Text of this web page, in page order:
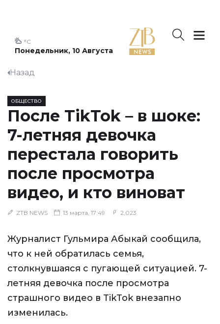
Понедельник, 10 Августа
°C
Назад
ОБЩЕСТВО
После TikTok – в шоке:
7-летняя девочка
перестала говорить
после просмотра
видео, и кто виноват
ZTB NEWS 13 марта, 17:49 2,023
Журналист Гульмира Абыкай сообщила,
что к ней обратилась семья,
столкнувшаяся с пугающей ситуацией. 7-
летняя девочка после просмотра
страшного видео в TikTok внезапно
изменилась.